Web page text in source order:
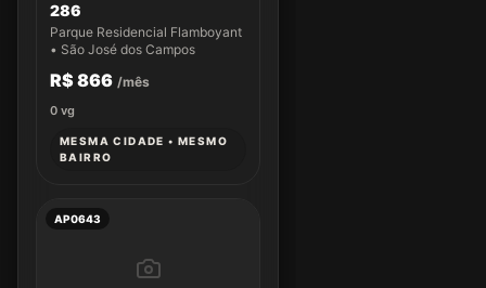
286
Parque Residencial Flamboyant
• São José dos Campos
R$ 866 /mês
0 vg
MESMA CIDADE • MESMO
BAIRRO
AP0643